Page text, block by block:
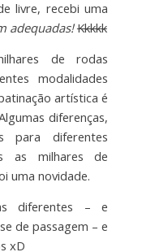
livre, recebi uma
adequadas!Kkkkk
de rodas
modalidades
artística é
diferenças,
para diferentes
as milhares de
uma novidade.
diferentes – e
de passagem – e
xD